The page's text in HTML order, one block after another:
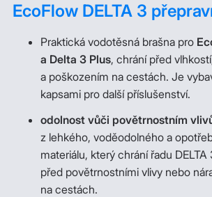
EcoFlow DELTA 3
Praktická vodotěsná brašna pro
a Delta 3 Plus, chrání před
a poškozením na cestách. Je
kapsami pro další příslušenství.
odolnost vůči povětrnostním
z lehkého, voděodolného a
materiálu, který chrání řadu DELTA
před povětrnostními vlivy nebo
na cestách.